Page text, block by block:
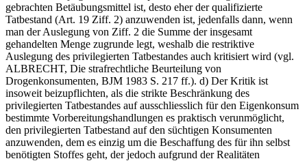
gebrachten Betäubungsmittel ist, desto eher der qualifizierte
Tatbestand (Art. 19 Ziff. 2) anzuwenden ist, jedenfalls dann, wenn
man der Auslegung von Ziff. 2 die Summe der insgesamt
gehandelten Menge zugrunde legt, weshalb die restriktive
Auslegung des privilegierten Tatbestandes auch kritisiert wird (vgl.
ALBRECHT, Die strafrechtliche Beurteilung von
Drogenkonsumenten, BJM 1983 S. 217 ff.). d) Der Kritik ist
insoweit beizupflichten, als die strikte Beschränkung des
privilegierten Tatbestandes auf ausschliesslich für den Eigenkonsum
bestimmte Vorbereitungshandlungen es praktisch verunmöglicht,
den privilegierten Tatbestand auf den süchtigen Konsumenten
anzuwenden, dem es einzig um die Beschaffung des für ihn selbst
benötigten Stoffes geht, der jedoch aufgrund der Realitäten